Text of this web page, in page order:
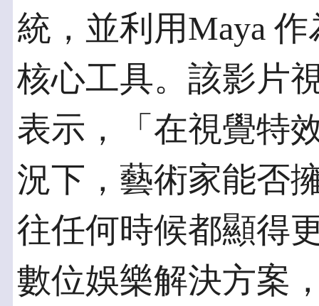
統，並利用Maya
核心工具。該影片
表示，「在視覺特
況下，藝術家能否
往任何時候都顯得
數位娛樂解決方案